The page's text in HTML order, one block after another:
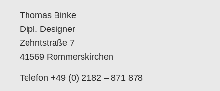
Thomas Binke
Dipl. Designer
Zehntstraße 7
41569 Rommerskirchen
Telefon +49 (0) 2182 – 871 878